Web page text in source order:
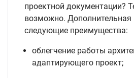
проектной документации?
возможно. Дополнительная
следующие преимущества:
облегчение работы
адаптирующего проект;